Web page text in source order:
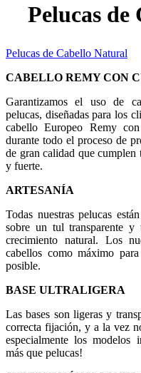
Pelucas
Pelucas de Cabello Natural
CABELLO REMY CON
Garantizamos el uso de
pelucas, diseñadas para los
cabello Europeo Remy
durante todo el proceso de
de gran calidad que cumplen
y fuerte.
ARTESANÍA
Todas nuestras pelucas
sobre un tul transparente
crecimiento natural. Los
cabellos como máximo
posible.
BASE ULTRALIGERA
Las bases son ligeras y
correcta fijación, y a la vez
especialmente los modelos
más que pelucas!